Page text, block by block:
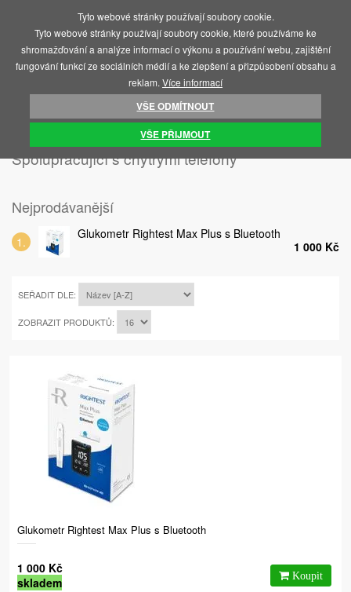
ÚVOD GLUKOMETRY SPOLUPRACUJÍCÍ S CHYTRÝMI TELEFONY
Spolupracující s chytrými telefony
Nejprodávanější
Glukometr Rightest Max Plus s Bluetooth
1 000 Kč
SEŘADIT DLE:
ZOBRAZIT PRODUKTŮ:
Glukometr Rightest Max Plus s Bluetooth
1 000 Kč
skladem
Tyto webové stránky používají soubory cookie.
Tyto webové stránky používají soubory cookie, které používáme ke
shromažďování a analýze informací o výkonu a používání webu, zajištění
fungování funkcí ze sociálních médií a ke zlepšení a přizpůsobení obsahu a
reklam. Více informací
VŠE ODMÍTNOUT
VŠE PŘIJMOUT